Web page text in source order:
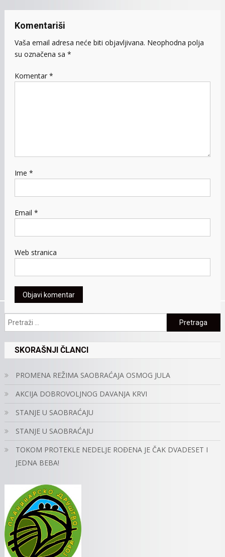
Komentariši
Vaša email adresa neće biti objavljivana. Neophodna polja
su označena sa *
Komentar *
Ime *
Email *
Web stranica
Pretraga:
SKORAŠNJI ČLANCI
PROMENA REŽIMA SAOBRAĆAJA OSMOG JULA
AKCIJA DOBROVOLJNOG DAVANJA KRVI
STANJE U SAOBRAĆAJU
STANJE U SAOBRAĆAJU
TOKOM PROTEKLE NEDELJE ROĐENA JE ČAK DVADESET I
JEDNA BEBA!